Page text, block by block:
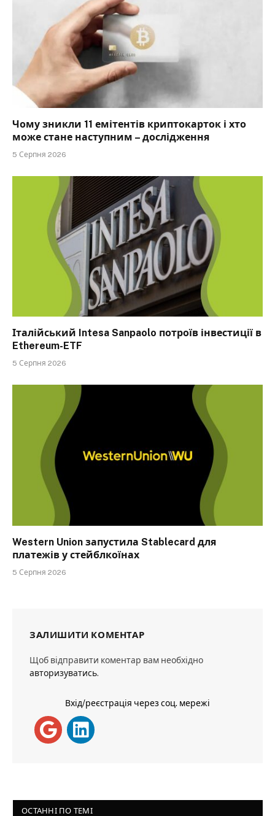
Чому зникли 11 емітентів криптокарток і хто
може стане наступним – дослідження
5 Серпня 2026
Італійський Intesa Sanpaolo потроїв інвестиції в
Ethereum-ETF
5 Серпня 2026
Western Union запустила Stablecard для
платежів у стейблкоїнах
5 Серпня 2026
ЗАЛИШИТИ КОМЕНТАР
Щоб відправити коментар вам необхідно
авторизуватись.
Вхід/реєстрація через соц. мережі
ОСТАННІ ПО ТЕМІ